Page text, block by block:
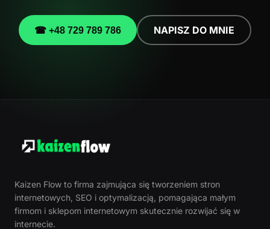
☎ +48 729 789 786 NAPISZ DO MNIE
Kaizen Flow to firma zajmująca się tworzeniem stron
internetowych, SEO i optymalizacją, pomagająca małym
firmom i sklepom internetowym skutecznie rozwijać się w
internecie.